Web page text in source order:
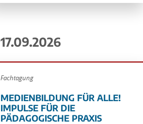
17.09.2026
Fachtagung
MEDIENBILDUNG FÜR ALLE!
IMPULSE FÜR DIE
PÄDAGOGISCHE PRAXIS